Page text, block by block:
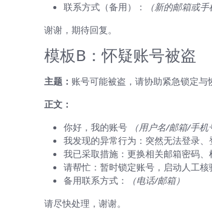
联系方式（备用）：
（新的邮箱或手
谢谢，期待回复。
模板B：怀疑账号被盗
主题： 账号可能被盗，请协助紧急锁定与
正文：
你好，我的账号
（用户名/邮箱/手机
我发现的异常行为：突然无法登录
我已采取措施：更换相关邮箱密码
请帮忙：暂时锁定账号，启动人工
备用联系方式：
（电话/邮箱）
请尽快处理，谢谢。